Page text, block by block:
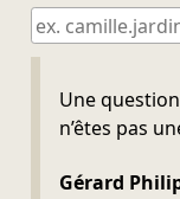
Une
n’êtes pas
Gérard
Ne pas